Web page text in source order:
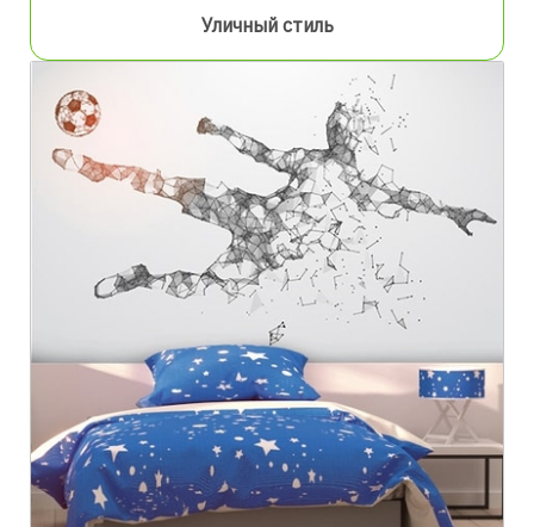
Уличный стиль